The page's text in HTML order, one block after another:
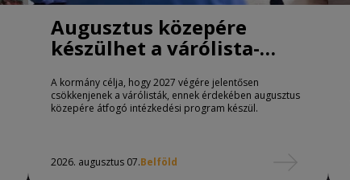
Augusztus közepére
készülhet a várólista-
A kormány célja, hogy 2027 végére jelentősen
csökkenjenek a várólisták, ennek érdekében augusztus
közepére átfogó intézkedési program készül.
2026. augusztus 07.Belföld